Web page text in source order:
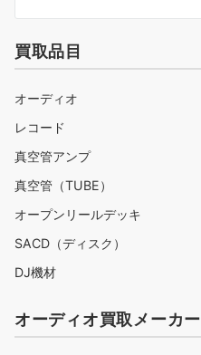
買取品目
オーディオ
レコード
真空管アンプ
真空管（TUBE）
オープンリールデッキ
SACD（ディスク）
DJ機材
オーディオ買取メーカー